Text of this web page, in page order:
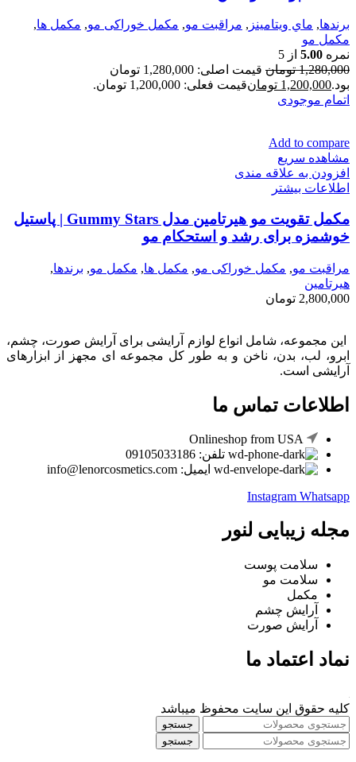
برندها, ماي ويتامينز , مراقبت مو, مكمل خوراكی مو, مكمل ها,
مکمل مو
نمره 5.00 از 5
1,280,000 تومان
قیمت اصلی: 1,280,000 تومان
بود.1,200,000 تومانقیمت فعلی: 1,200,000 تومان.
اتمام موجودی
Add to compare
مشاهده سریع
افزودن به علاقه مندی
اطلاعات بیشتر
مکمل تقویت مو هیرتامین مدل Gummy Stars | پاستیل
خوشمزه برای رشد و استحکام مو
مراقبت مو, مكمل خوراكی مو, مكمل ها, مکمل مو, برندها,
هیرتامین
2,800,000 تومان
این مجموعه، شامل انواع لوازم آرایشی برای آرایش صورت، چشم،
ابرو، لب، بدن، ناخن و به طور کل مجموعه ای مجهز از ابزارهای
آرایشی است.
اطلاعات تماس ما
Onlineshop from USA
تلفن: 09105033186
ایمیل: info@lenorcosmetics.com
Instagram Whatsapp
مجله زیبایی لنور
سلامت پوست
سلامت مو
مکمل
آرایش چشم
آرایش صورت
نماد اعتماد ما
کلیه حقوق این سایت محفوظ میباشد
جستجو
جستجو